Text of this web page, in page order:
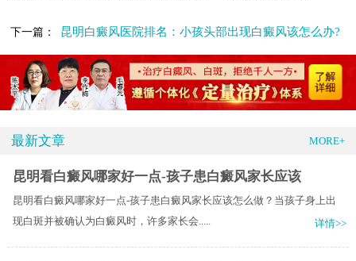
下一篇： 昆明白癜风医院排名：小孩头部出现白癜风该怎么办?
最新文章 MORE+
昆明看白癜风哪家好一点-孩子患白癜风家长应该
昆明看白癜风哪家好一点-孩子患白癜风家长应该怎么做？当孩子身上出
现白斑并被确认为白癜风时，许多家长会.....
详情>>